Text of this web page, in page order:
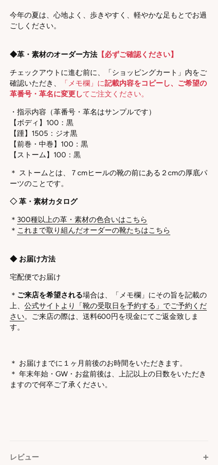
今年の夏は、心地よく、歩きやすく、軽やかな足もとでお過
ごしください。
◆革・素材のオーダー方法【必ずご確認ください】
チェックアウトに進む前に、「ショッピングカート」内をご
確認いただき、
「メモ欄」に記載内容をコピーし、ご希望の
革番号・革名に変更してご注文ください。
・指示内容 （革番号・革名はサンプルです）
【ボディ】 100：黒
【踵】 1505：ジオ黒
【前巻・中巻】 100：黒
【ストーム】100： 黒
＊ ストームとは、７cmヒールの靴の前にある２cmの厚底パ
ーツのことです。
◇ 革・素材カタログ
＊ 300種以上の革・素材の色合いはこちら
＊ これまで取り組んだオーダーの靴たちはこちら
◆ お届け方法
宅配便でお届け
＊ ご来店を希望される場合は、「メモ欄」にその旨を記載の
上、 公式サイトより「靴の受取日を予約する」でご予約くだ
さい。ご来店の際は、送料600円を現金にてご返金致しま
す。
＊ お届けまでに１ヶ月前後のお時間をいただきます。
＊ 年末年始・GW・お盆前後は、上記以上の日数をいただき
ますので何卒ご了承ください。
レビュー